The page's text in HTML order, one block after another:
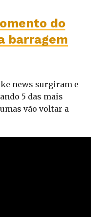
do
barragem
news surgiram e
5 das mais
vão voltar a